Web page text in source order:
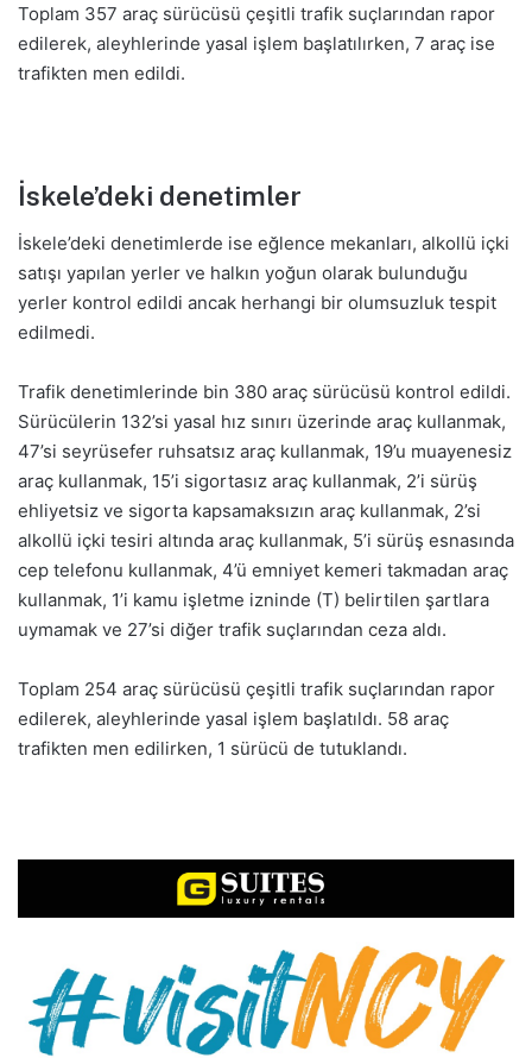
Toplam 357 araç sürücüsü çeşitli trafik suçlarından rapor
edilerek, aleyhlerinde yasal işlem başlatılırken, 7 araç ise
trafikten men edildi.
İskele’deki denetimler
İskele’deki denetimlerde ise eğlence mekanları, alkollü içki
satışı yapılan yerler ve halkın yoğun olarak bulunduğu
yerler kontrol edildi ancak herhangi bir olumsuzluk tespit
edilmedi.
Trafik denetimlerinde bin 380 araç sürücüsü kontrol edildi.
Sürücülerin 132’si yasal hız sınırı üzerinde araç kullanmak,
47’si seyrüsefer ruhsatsız araç kullanmak, 19’u muayenesiz
araç kullanmak, 15’i sigortasız araç kullanmak, 2’i sürüş
ehliyetsiz ve sigorta kapsamaksızın araç kullanmak, 2’si
alkollü içki tesiri altında araç kullanmak, 5’i sürüş esnasında
cep telefonu kullanmak, 4’ü emniyet kemeri takmadan araç
kullanmak, 1’i kamu işletme izninde (T) belirtilen şartlara
uymamak ve 27’si diğer trafik suçlarından ceza aldı.
Toplam 254 araç sürücüsü çeşitli trafik suçlarından rapor
edilerek, aleyhlerinde yasal işlem başlatıldı. 58 araç
trafikten men edilirken, 1 sürücü de tutuklandı.